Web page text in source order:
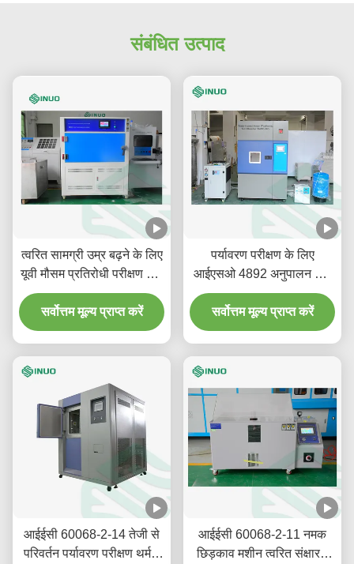
संबंधित उत्पाद
त्वरित सामग्री उम्र बढ़ने के लिए
यूवी मौसम प्रतिरोधी परीक्षण कक्ष
ASTM G154
सर्वोत्तम मूल्य प्राप्त करें
पर्यावरण परीक्षण के लिए
आईएसओ 4892 अनुपालन और
6500cm2 एक्सपोज़र क्षेत्र के
साथ वाटर-कूल्ड ज़ेनॉन आर्क
वेदरिंग चैंबर
सर्वोत्तम मूल्य प्राप्त करें
आईईसी 60068-2-14 तेजी से
परिवर्तन पर्यावरण परीक्षण थर्मल
आईईसी 60068-2-11 नमक
छिड़काव मशीन त्वरित संक्षारण